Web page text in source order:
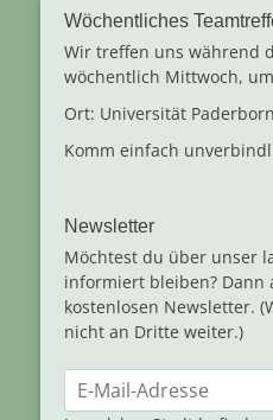
Wöchentliches
Wir treffen uns während
wöchentlich Mittwoch,
Ort: Universität
Komm einfach
Newsletter
Möchtest du über unser
informiert bleiben? Dann
kostenlosen Newsletter.
nicht an Dritte weiter.)